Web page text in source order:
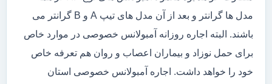
مدل ها گرانتر و بعد از آن مدل های تیپ A و B گرانتر می
باشند. البته اجاره روزانه آمبولانس خصوصی در موارد خاص
برای حمل نوزاد و بیماران اعصاب و روان هم تعرفه خاص
خود را خواهد داشت. اجاره آمبولانس خصوصی استان